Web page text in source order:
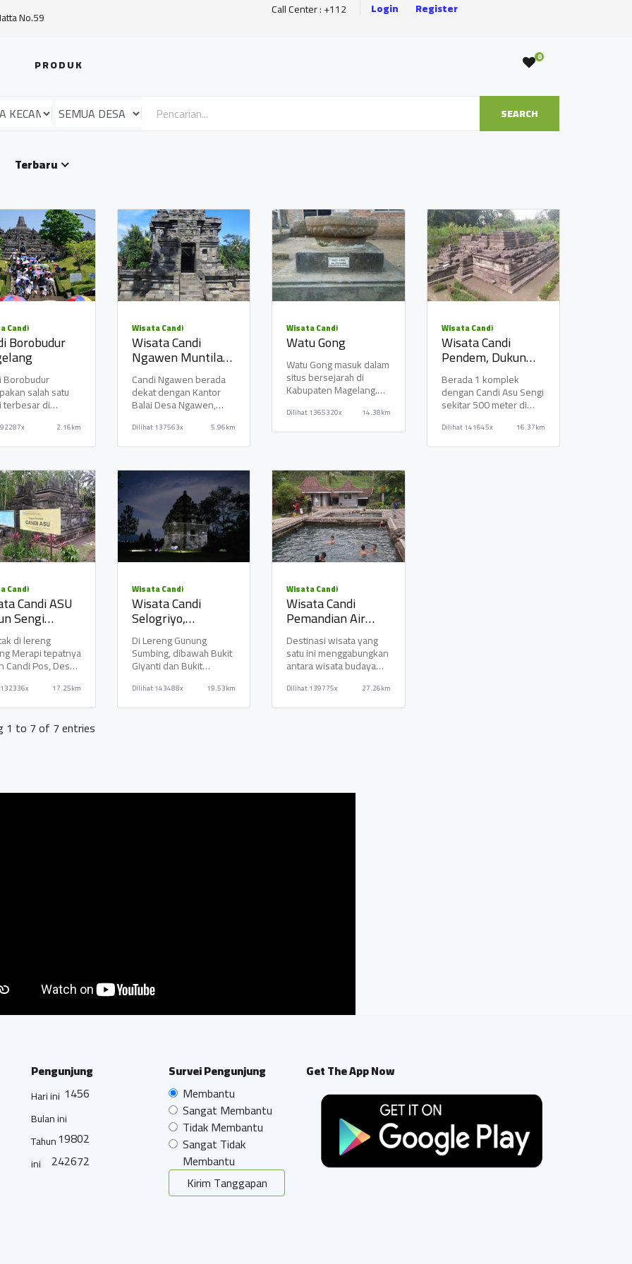
No.59 Call Center : +112 Login Register
PRODUK 0
SEARCH
Desa Tempurejo
TEMPUREJO -
TEMPURAN
KAMONGAN -
"Soto Medan"
Kopi Papupa
Robusta
TRASAN -
BANDONGAN
PRINGOMBO -
TEMPURAN
KLINIK BIDAN
BANJARHARJO -
Desa Tempurejo
TEMPUREJO -
TEMPURAN
Desa Kamongan
KAMONGAN -
SRUMBUNG
"Soto Medan"
Terbaru
Candi
Borobudur
Borobudur
salah satu
terbesar di
merupakan
92287x 2.16km
Wisata Candi
Wisata Candi
Ngawen Muntilan
Magelang
Candi Ngawen berada
dekat dengan Kantor
Balai Desa Ngawen,
Berada pada jalur wis
Dilihat137563x 5.96km
Wisata Candi
Watu Gong
Watu Gong masuk dalam
situs bersejarah di
Kabupaten Magelang.
pertengahan sawah
Dilihat1365320x 14.38km
Wisata Candi
Wisata Candi
Pendem, Dukun
Magelang
Berada 1 komplek
dengan Candi Asu Sengi
sekitar 500 meter di
dengan Sungai Pa
Dilihat141645x 16.37km
Candi
Candi ASU
Sengi
Magelang
di lereng
Merapi tepatnya
Candi Pos, Desa
pada
132336x 17.25km
Wisata Candi
Wisata Candi
Selogriyo,
Kembang Kuning
Windusari
Di Lereng Gunung
Sumbing, dibawah Bukit
Giyanti dan Bukit
Dusun Campurejo, Desa
Dilihat143488x 19.53km
Wisata Candi
Wisata Candi
Pemandian Air
Hangat Candi
Umbul
Destinasi wisata yang
satu ini menggabungkan
antara wisata budaya
keluarga. Candi
Dilihat139775x 27.26km
1 to 7 of 7 entries
Pengunjung
Hari ini 1456
Bulan ini
19802
Tahun
ini
242672
Survei Pengunjung
Membantu
Sangat Membantu
Tidak Membantu
Sangat Tidak
Membantu
Kirim Tanggapan
Get The App Now